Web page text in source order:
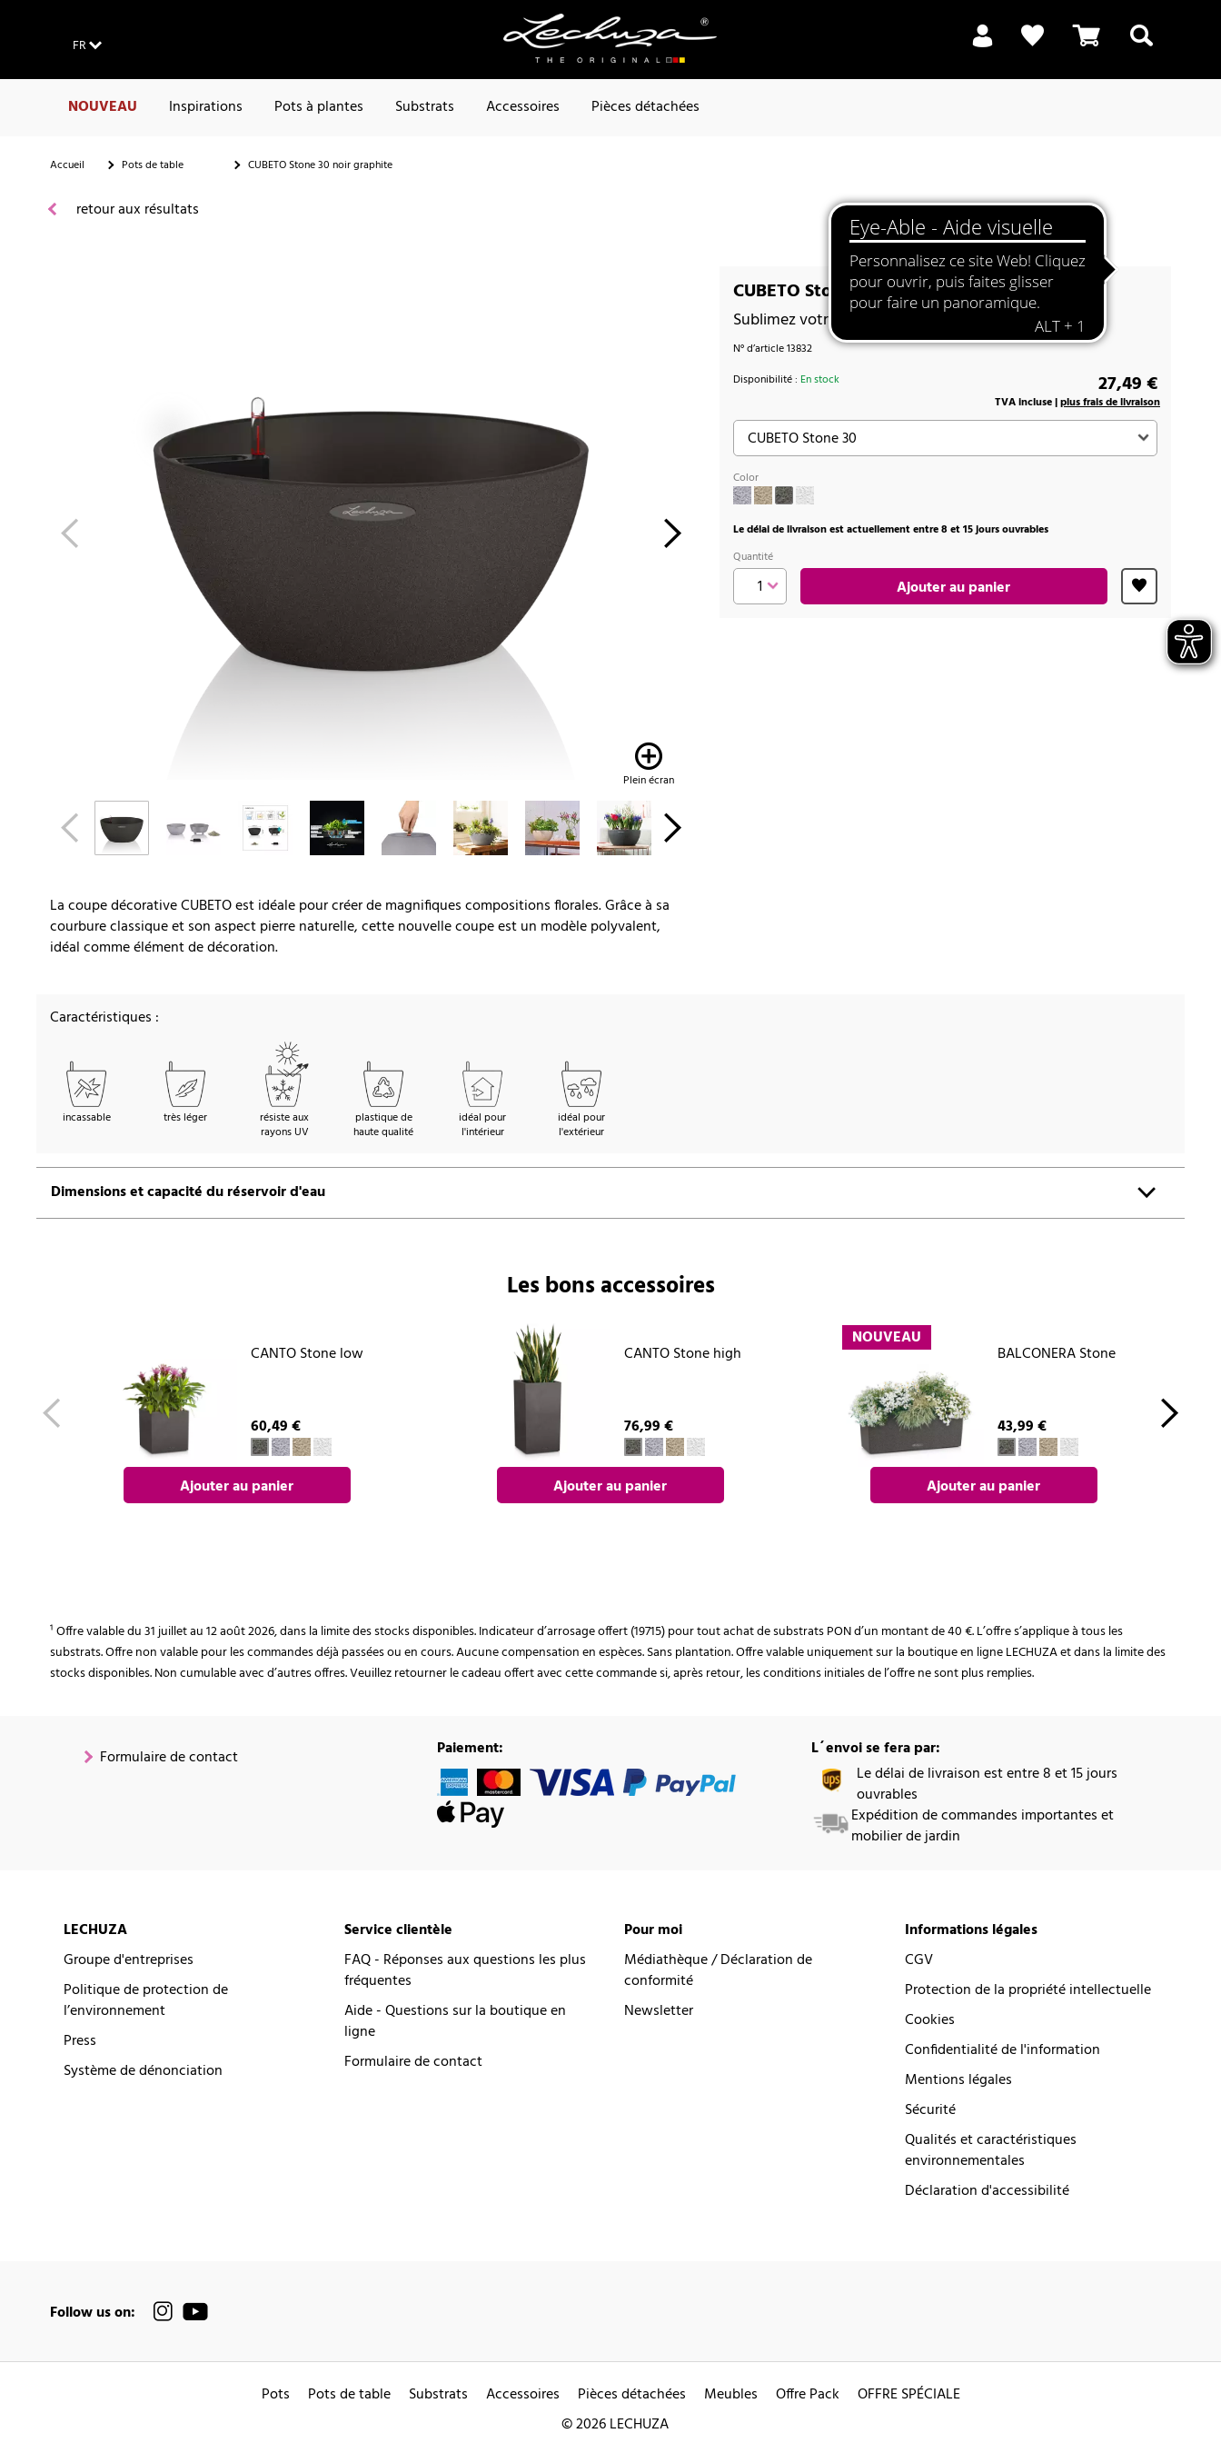
FR
NOUVEAU Inspirations Pots à plantes Substrats Accessoires Pièces détachées
Accueil Pots de table CUBETO Stone 30 noir graphite
retour aux résultats
Plein écran
CUBETO Stone 30 noir graphite
Sublimez votre terrasse
N° d’article13832
Disponibilité : En stock 27,49 €
TVA incluse |plus frais de livraison
Color
Le délai de livraison est actuellement entre 8 et 15 jours ouvrables
Quantité
Ajouter au panier
La coupe décorative CUBETO est idéale pour créer de magnifiques compositions florales. Grâce à sa
courbure classique et son aspect pierre naturelle, cette nouvelle coupe est un modèle polyvalent,
idéal comme élément de décoration.
Caractéristiques :
incassable très léger
résiste aux
rayons UV
plastique de
haute qualité
idéal pour
l'intérieur
idéal pour
l'extérieur
Dimensions et capacité du réservoir d'eau
Les bons accessoires
CANTO Stone low
60,49 €
Ajouter au panier
CANTO Stone high
76,99 €
Ajouter au panier
NOUVEAU
BALCONERA Stone
43,99 €
Ajouter au panier
¹ Offre valable du 31 juillet au 12 août 2026, dans la limite des stocks disponibles. Indicateur d’arrosage offert (19715) pour tout achat de substrats PON d’un montant de 40 €. L’offre s’applique à tous les
substrats. Offre non valable pour les commandes déjà passées ou en cours. Aucune compensation en espèces. Sans plantation. Offre valable uniquement sur la boutique en ligne LECHUZA et dans la limite des
stocks disponibles. Non cumulable avec d’autres offres. Veuillez retourner le cadeau offert avec cette commande si, après retour, les conditions initiales de l’offre ne sont plus remplies.
Formulaire de contact Paiement:
L´envoi se fera par:
Le délai de livraison est entre 8 et 15 jours
ouvrables
Expédition de commandes importantes et
mobilier de jardin
LECHUZA
Groupe d'entreprises
Politique de protection de
l’environnement
Press
Système de dénonciation
Service clientèle
FAQ - Réponses aux questions les plus
fréquentes
Aide - Questions sur la boutique en
ligne
Formulaire de contact
Pour moi
Médiathèque / Déclaration de
conformité
Newsletter
Informations légales
CGV
Protection de la propriété intellectuelle
Cookies
Confidentialité de l'information
Mentions légales
Sécurité
Qualités et caractéristiques
environnementales
Déclaration d'accessibilité
Follow us on:
Pots Pots de table Substrats Accessoires Pièces détachées Meubles Offre Pack
OFFRE SPÉCIALE
© 2026 LECHUZA